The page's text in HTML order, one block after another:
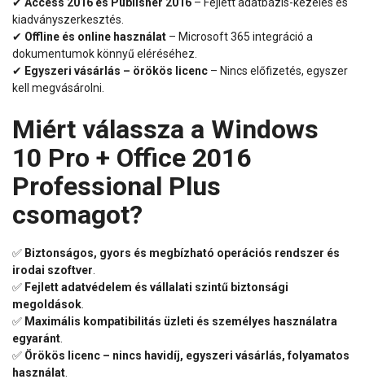
kiadványszerkesztés.
✔ Offline és online használat – Microsoft 365 integráció a
dokumentumok könnyű eléréséhez.
✔ Egyszeri vásárlás – örökös licenc – Nincs előfizetés, egyszer
kell megvásárolni.
Miért válassza a Windows
10 Pro + Office 2016
Professional Plus
csomagot?
✅ Biztonságos, gyors és megbízható operációs rendszer és
irodai szoftver
✅ Fejlett adatvédelem és vállalati szintű biztonsági
megoldások
✅ Maximális kompatibilitás üzleti és személyes használatra
egyaránt
✅ Örökös licenc – nincs havidíj, egyszeri vásárlás, folyamatos
használat